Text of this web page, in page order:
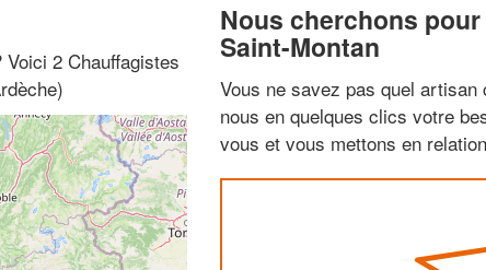
Voici 2 Chauffagistes
Nous cherchons
Saint-Montan
Vous ne savez pas quel
nous en quelques clics votre
vous et vous mettons en